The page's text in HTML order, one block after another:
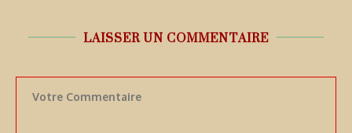
LAISSER UN COMMENTAIRE